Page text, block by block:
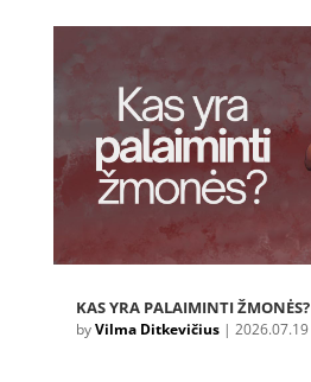
KAS YRA PALAIMINTI ŽMONĖS?
byVilma Ditkevičius| 2026.07.19